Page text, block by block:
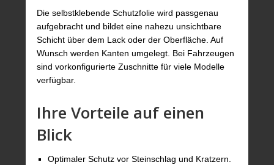
Die selbstklebende Schutzfolie wird passgenau
aufgebracht und bildet eine nahezu unsichtbare
Schicht über dem Lack oder der Oberfläche. Auf
Wunsch werden Kanten umgelegt. Bei Fahrzeugen
sind vorkonfigurierte Zuschnitte für viele Modelle
verfügbar.
Ihre Vorteile auf einen
Blick
Optimaler Schutz vor Steinschlag und Kratzern.